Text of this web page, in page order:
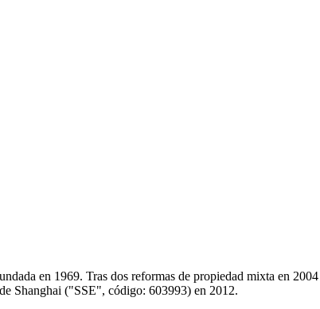
en ​​1969​​. Tras dos reformas de propiedad mixta en
Shanghai​​ ("SSE", código: ​​603993​​) en ​​2012​​.